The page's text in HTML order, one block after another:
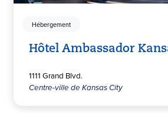
Hébergement
Hôtel Ambassador
1111 Grand Blvd.
Centre-ville de Kansas City